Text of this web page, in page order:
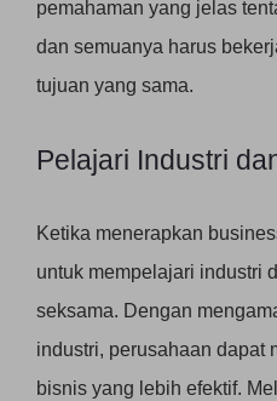
pemahaman yang jelas
dan semuanya harus
tujuan yang sama.
Pelajari Industri
Ketika menerapkan
untuk mempelajari industri
seksama. Dengan
industri, perusahaan dapat
bisnis yang lebih efektif.